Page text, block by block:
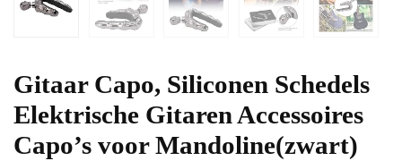
Gitaar Capo, Siliconen Schedels
Elektrische Gitaren Accessoires
Capo’s voor Mandoline(zwart)